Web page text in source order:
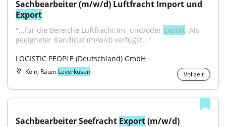
Export
"...für die Bereiche Luftfracht Im- und/oder Export. Als
geeigneter Kandidat (m/w/d) verfügst..."
LOGISTIC PEOPLE (Deutschland) GmbH
Köln, Raum Leverkusen Vollzeit
Sachbearbeiter Seefracht Export (m/w/d)